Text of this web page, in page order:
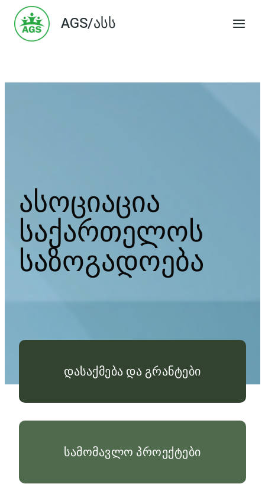
Skip
content
AGS/ასს
ასოციაცია
საქართელოს
საზოგადოება
დასაქმება და გრანტები
სამომავლო პროექტები